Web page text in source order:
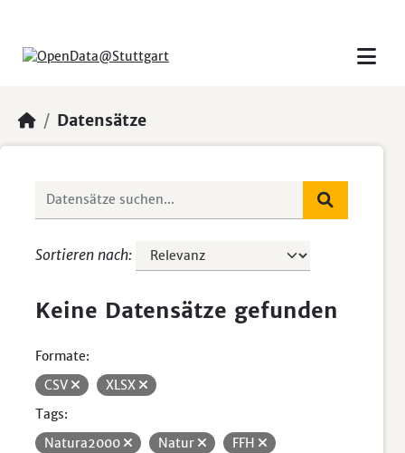
Datensätze
Sortieren nach
Keine Datensätze gefunden
Formate:
CSV
XLSX
Tags:
Natura2000
Natur
FFH